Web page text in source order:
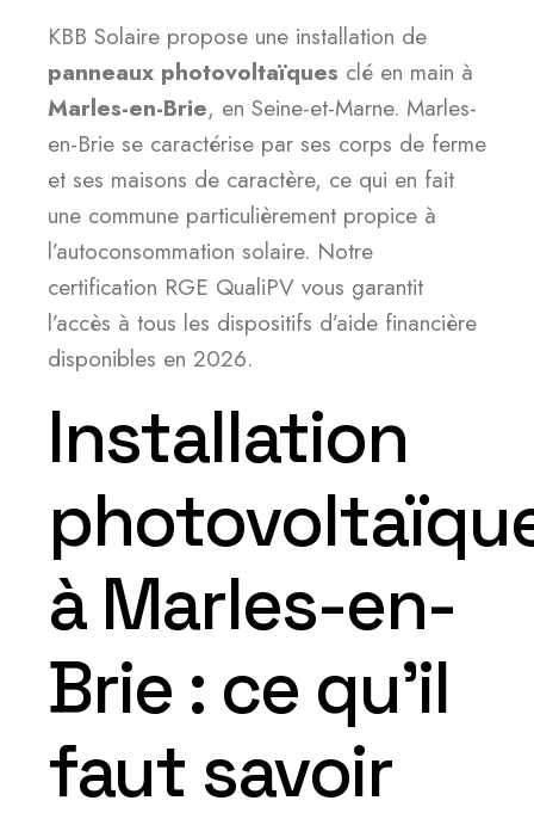
KBB Solaire propose une installation de
panneaux photovoltaïques clé en main à
Marles-en-Brie, en Seine-et-Marne. Marles-
en-Brie se caractérise par ses corps de ferme
et ses maisons de caractère, ce qui en fait
une commune particulièrement propice à
l’autoconsommation solaire. Notre
certification RGE QualiPV vous garantit
l’accès à tous les dispositifs d’aide financière
disponibles en 2026.
Installation
à Marles-en-
Brie : ce qu’il
faut savoir